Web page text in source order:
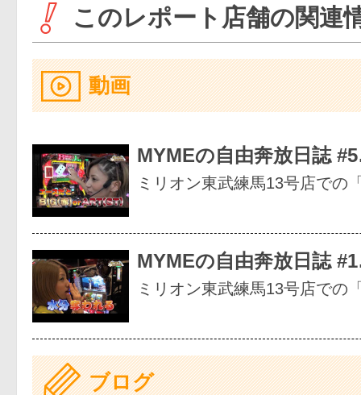
このレポート店舗の関連
動画
MYMEの自由奔放日誌
ミリオン東武練馬13号店での
MYMEの自由奔放日誌
ミリオン東武練馬13号店での
ブログ